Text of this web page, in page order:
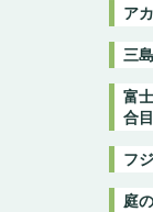
ア
三
富
合
フ
庭